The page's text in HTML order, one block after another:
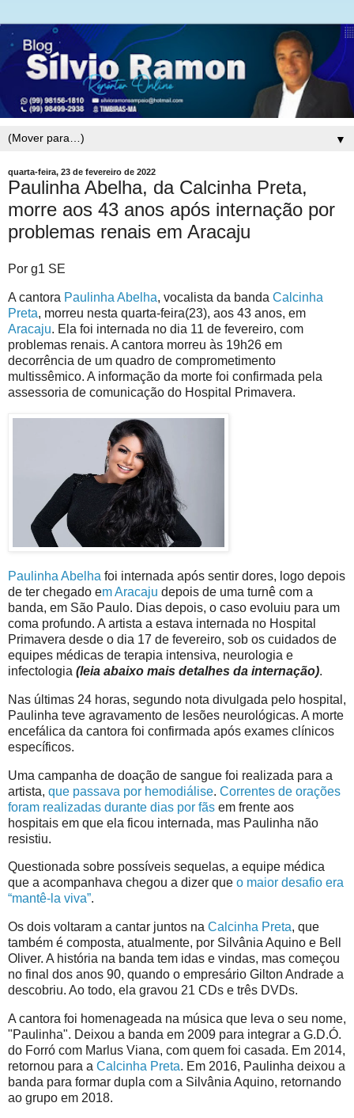
▼
quarta-feira, 23 de fevereiro de 2022
Paulinha Abelha, da Calcinha Preta,
morre aos 43 anos após internação por
problemas renais em Aracaju
Por g1 SE
A cantora Paulinha Abelha, vocalista da banda Calcinha
Preta, morreu nesta quarta-feira(23), aos 43 anos, em
Aracaju. Ela foi internada no dia 11 de fevereiro, com
problemas renais. A cantora morreu às 19h26 em
decorrência de um quadro de comprometimento
multissêmico. A informação da morte foi confirmada pela
assessoria de comunicação do Hospital Primavera.
Paulinha Abelha foi internada após sentir dores, logo depois
de ter chegado em Aracaju depois de uma turnê com a
banda, em São Paulo. Dias depois, o caso evoluiu para um
coma profundo. A artista a estava internada no Hospital
Primavera desde o dia 17 de fevereiro, sob os cuidados de
equipes médicas de terapia intensiva, neurologia e
infectologia (leia abaixo mais detalhes da internação).
Nas últimas 24 horas, segundo nota divulgada pelo hospital,
Paulinha teve agravamento de lesões neurológicas. A morte
encefálica da cantora foi confirmada após exames clínicos
específicos.
Uma campanha de doação de sangue foi realizada para a
artista, que passava por hemodiálise. Correntes de orações
foram realizadas durante dias por fãs em frente aos
hospitais em que ela ficou internada, mas Paulinha não
resistiu.
Questionada sobre possíveis sequelas, a equipe médica
que a acompanhava chegou a dizer que o maior desafio era
“mantê-la viva”.
Os dois voltaram a cantar juntos na Calcinha Preta, que
também é composta, atualmente, por Silvânia Aquino e Bell
Oliver. A história na banda tem idas e vindas, mas começou
no final dos anos 90, quando o empresário Gilton Andrade a
descobriu. Ao todo, ela gravou 21 CDs e três DVDs.
A cantora foi homenageada na música que leva o seu nome,
"Paulinha". Deixou a banda em 2009 para integrar a G.D.Ó.
do Forró com Marlus Viana, com quem foi casada. Em 2014,
retornou para a Calcinha Preta. Em 2016, Paulinha deixou a
banda para formar dupla com a Silvânia Aquino, retornando
ao grupo em 2018.